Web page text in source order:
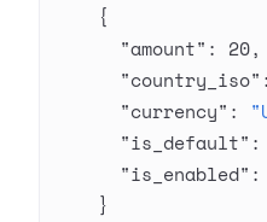
    {
      "amount"
: 20,
      "country_iso"
      "currency"
:
      "is_default"
:
      "is_enabled"
:
    }